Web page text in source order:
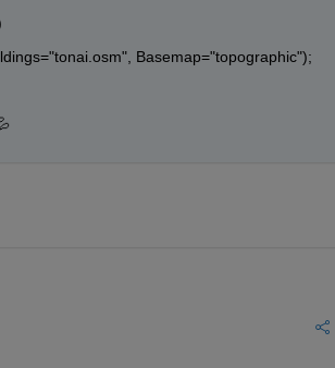
Basemap="topographic");